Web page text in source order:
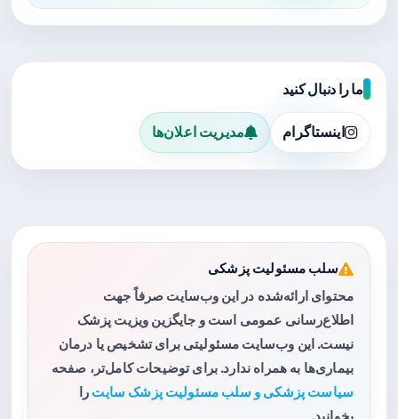
ما را دنبال کنید
اینستاگرام مدیریت اعلان‌ها
سلب مسئولیت پزشکی
محتوای ارائه‌شده در این وب‌سایت صرفاً جهت
اطلاع‌رسانی عمومی است و جایگزین ویزیت پزشک
نیست. این وب‌سایت مسئولیتی برای تشخیص یا درمان
بیماری‌ها به همراه ندارد. برای توضیحات کامل‌تر، صفحه
سیاست پزشکی و سلب مسئولیت پزشک سایت را